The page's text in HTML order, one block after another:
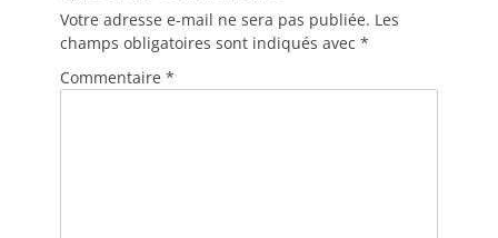
Votre adresse e-mail ne sera pas publiée. Les
champs obligatoires sont indiqués avec *
Commentaire *